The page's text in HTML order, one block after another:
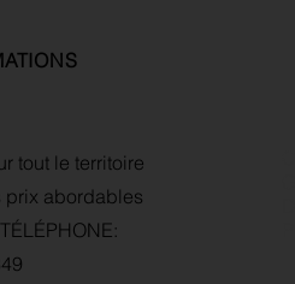
tout le territoire
prix abordables